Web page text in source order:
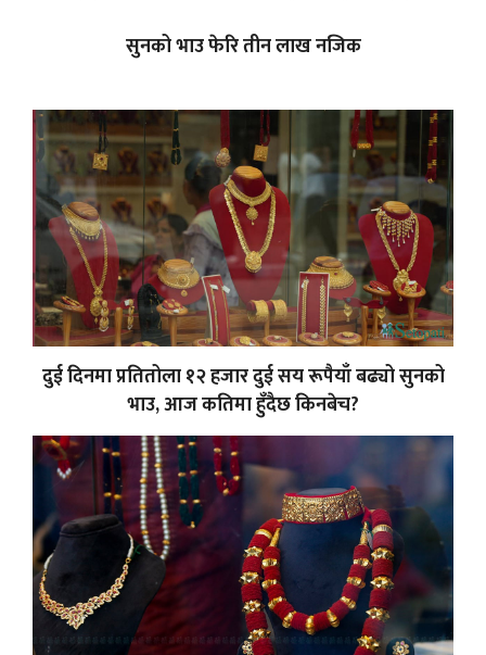
सुनको भाउ फेरि तीन लाख नजिक
दुई दिनमा प्रतितोला १२ हजार दुई सय रूपैयाँ बढ्यो सुनको
भाउ, आज कतिमा हुँदैछ किनबेच?